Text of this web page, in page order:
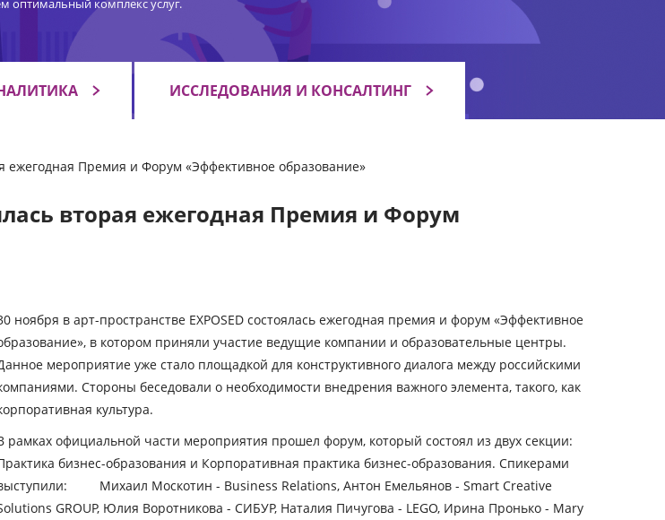
оптимальный комплекс услуг.
ИССЛЕДОВАНИЯ И КОНСАЛТИНГ
ежегодная Премия и Форум «Эффективное образование»
вторая ежегодная Премия и Форум
ноября в арт-пространстве EXPOSED состоялась ежегодная премия и форум «Эффективное
в котором приняли участие ведущие компании и образовательные центры.
мероприятие уже стало площадкой для конструктивного диалога между российскими
Стороны беседовали о необходимости внедрения важного элемента, такого, как
культура.
рамках официальной части мероприятия прошел форум, который состоял из двух секции:
бизнес-образования и Корпоративная практика бизнес-образования. Спикерами
Михаил Москотин - Business Relations, Антон Емельянов - Smart Creative
GROUP, Юлия Воротникова - СИБУР, Наталия Пичугова - LEGO, Ирина Пронько - Mary